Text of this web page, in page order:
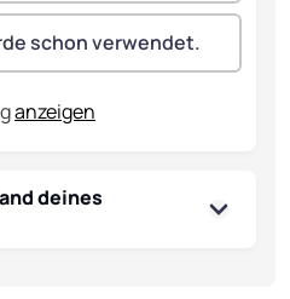
anzeigen
deines